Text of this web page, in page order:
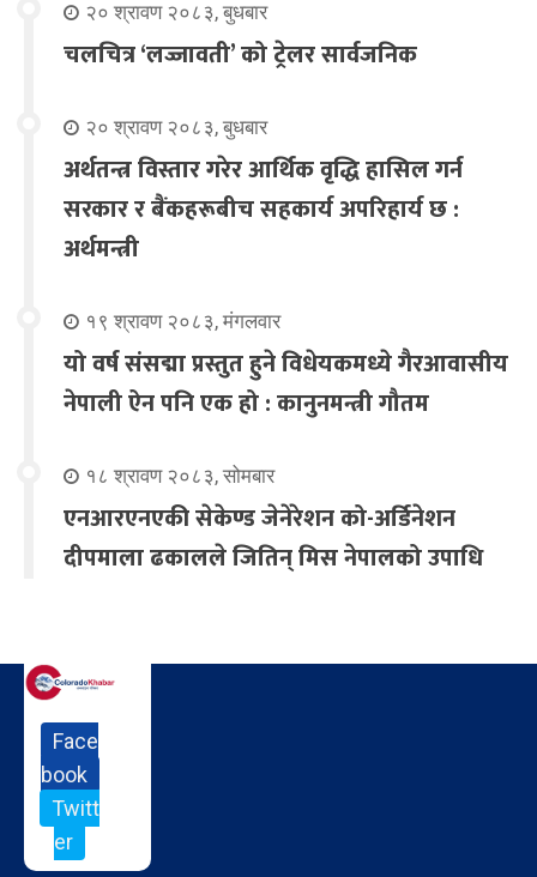
२० श्रावण २०८३, बुधबार
चलचित्र ‘लज्जावती’ को ट्रेलर सार्वजनिक
२० श्रावण २०८३, बुधबार
अर्थतन्त्र विस्तार गरेर आर्थिक वृद्धि हासिल गर्न
सरकार र बैंकहरूबीच सहकार्य अपरिहार्य छ :
अर्थमन्त्री
१९ श्रावण २०८३, मंगलवार
यो वर्ष संसद्मा प्रस्तुत हुने विधेयकमध्ये गैरआवासीय
नेपाली ऐन पनि एक हो : कानुनमन्त्री गौतम
१८ श्रावण २०८३, सोमबार
एनआरएनएकी सेकेण्ड जेनेरेशन को-अर्डिनेशन
दीपमाला ढकालले जितिन् मिस नेपालको उपाधि
Face
book
Twitt
er